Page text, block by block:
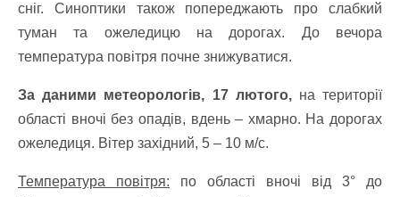
сніг. Синоптики також попереджають про слабкий
туман та ожеледицю на дорогах. До вечора
температура повітря почне знижуватися.
За даними метеорологів, 17 лютого,на території
області вночі без опадів, вдень – хмарно. На дорогах
ожеледиця. Вітер західний, 5 – 10 м/с.
Температура повітря:
по області вночі від 3° до